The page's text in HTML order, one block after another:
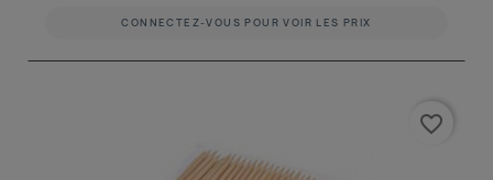
CONNECTEZ-VOUS POUR VOIR LES PRIX
favorite_border